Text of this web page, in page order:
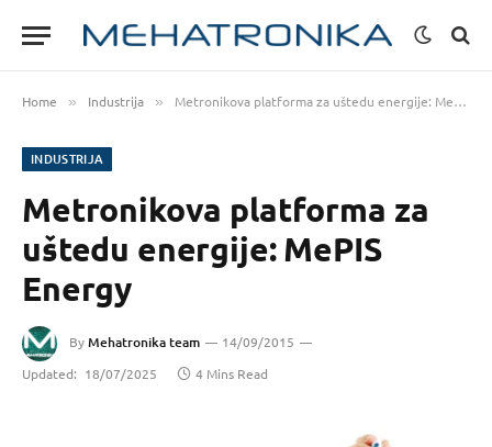
Home » Industrija » Metronikova platforma za uštedu energije: MePIS Energy
INDUSTRIJA
Metronikova platforma za
uštedu energije: MePIS
Energy
ByMehatronika team
14/09/2015
Updated: 18/07/2025 4 Mins Read